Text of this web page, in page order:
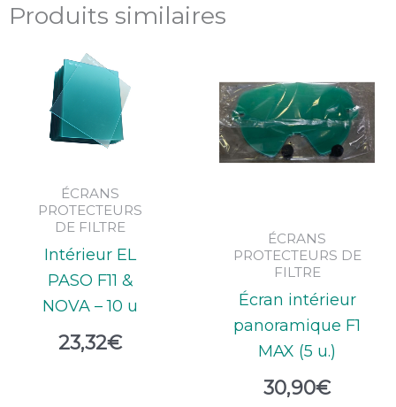
Produits similaires
ÉCRANS
PROTECTEURS
DE FILTRE
Intérieur EL
PASO F11 &
NOVA – 10 u
23,32€
ÉCRANS
PROTECTEURS DE
FILTRE
Écran intérieur
panoramique F1
MAX (5 u.)
30,90€